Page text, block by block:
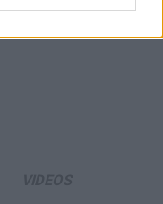
riservatezza.